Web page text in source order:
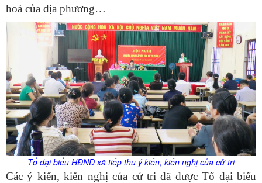
hoá của địa phương…
Tổ đại biểu HĐND xã tiếp thu ý kiến, kiến nghị của cử tri
Các ý kiến, kiến nghị của cử tri đã được Tổ đại biểu